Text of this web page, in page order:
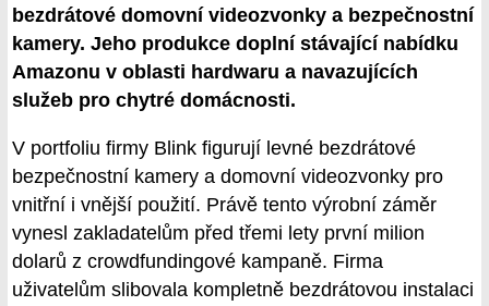
bezdrátové domovní videozvonky a bezpečnostní
kamery. Jeho produkce doplní stávající nabídku
Amazonu v oblasti hardwaru a navazujících
služeb pro chytré domácnosti.
V portfoliu firmy Blink figurují levné bezdrátové
bezpečnostní kamery a domovní videozvonky pro
vnitřní i vnější použití. Právě tento výrobní záměr
vynesl zakladatelům před třemi lety první milion
dolarů z crowdfundingové kampaně. Firma
uživatelům slibovala kompletně bezdrátovou instalaci